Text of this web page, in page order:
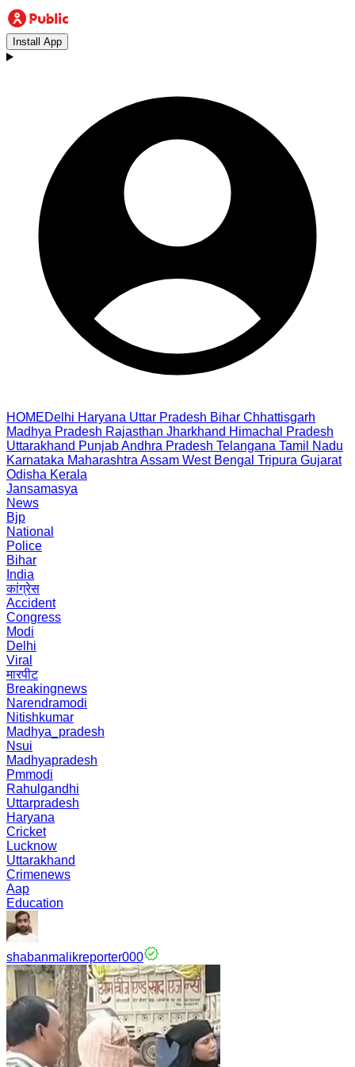
Install App
HOMEDelhi Haryana Uttar Pradesh Bihar Chhattisgarh
Madhya Pradesh Rajasthan Jharkhand Himachal Pradesh
Uttarakhand PunjabAndhra Pradesh Telangana Tamil Nadu
Karnataka Maharashtra Assam West Bengal Tripura Gujarat
Odisha Kerala
Jansamasya
News
Bjp
National
Police
Bihar
India
कांग्रेस
Accident
Congress
Modi
Delhi
Viral
मारपीट
Breakingnews
Narendramodi
Nitishkumar
Madhya_pradesh
Nsui
Madhyapradesh
Pmmodi
Rahulgandhi
Uttarpradesh
Haryana
Cricket
Lucknow
Uttarakhand
Crimenews
Aap
Education
shabanmalikreporter000